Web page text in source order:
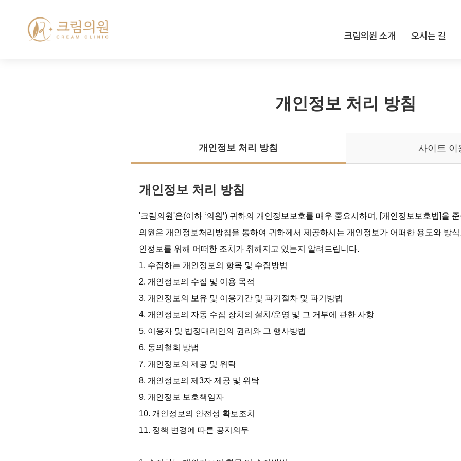
크림의원 소개 오시는 길
개인정보 처리 방침
개인정보 처리 방침 사이트 이
개인정보 처리 방침
'크림의원'은(이하 ‘의원’) 귀하의 개인정보보호를 매우 중요시하며, [개인정보보호법]을
의원은 개인정보처리방침을 통하여 귀하께서 제공하시는 개인정보가 어떠한 용도와 방
인정보를 위해 어떠한 조치가 취해지고 있는지 알려드립니다.
1. 수집하는 개인정보의 항목 및 수집방법
2. 개인정보의 수집 및 이용 목적
3. 개인정보의 보유 및 이용기간 및 파기절차 및 파기방법
4. 개인정보의 자동 수집 장치의 설치/운영 및 그 거부에 관한 사항
5. 이용자 및 법정대리인의 권리와 그 행사방법
6. 동의철회 방법
7. 개인정보의 제공 및 위탁
8. 개인정보의 제3자 제공 및 위탁
9. 개인정보 보호책임자
10. 개인정보의 안전성 확보조치
11. 정책 변경에 따른 공지의무